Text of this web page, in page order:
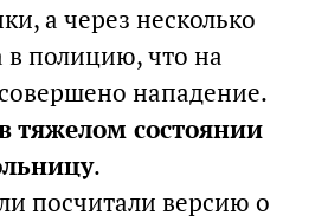
а через несколько
в полицию, что на
нападение.
тяжелом состоянии
.
посчитали версию о